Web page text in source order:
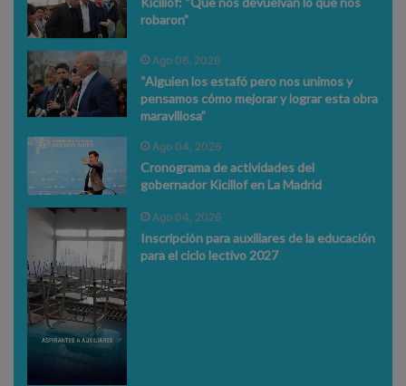
robaron”
Ago 06, 2026
“Alguien los estafó pero nos unimos y
pensamos cómo mejorar y lograr esta obra
maravillosa”
Ago 04, 2026
Cronograma de actividades del
gobernador Kicillof en La Madrid
Ago 04, 2026
Inscripción para auxiliares de la educación
para el ciclo lectivo 2027